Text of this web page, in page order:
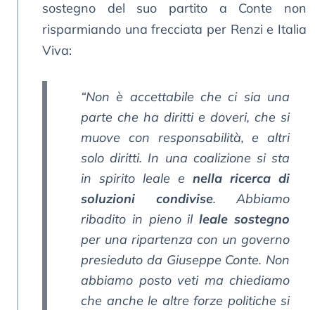
sostegno del suo partito a Conte non
risparmiando una frecciata per Renzi e Italia
Viva:
“Non è accettabile che ci sia una
parte che ha diritti e doveri, che si
muove con responsabilità, e altri
solo diritti. In una coalizione si sta
in spirito leale e nella ricerca di
soluzioni condivise. Abbiamo
ribadito in pieno illeale sostegno
per una ripartenza con un governo
presieduto da Giuseppe Conte. Non
abbiamo posto veti ma chiediamo
che anche le altre forze politiche si